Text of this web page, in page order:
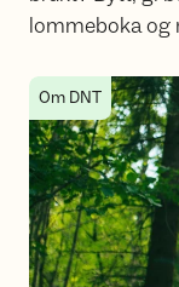
lommeboka og
Miljøvettreglene
Om DNT